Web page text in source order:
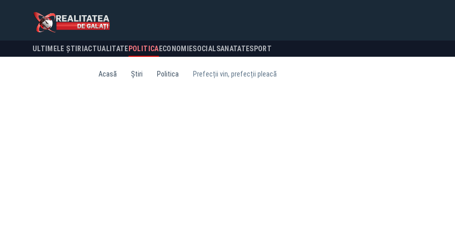
ULTIMELE ȘTIRI ACTUALITATE POLITICA ECONOMIESOCIALSANATATESPORT
Acasă Știri Politica Prefecții vin, prefecții pleacă